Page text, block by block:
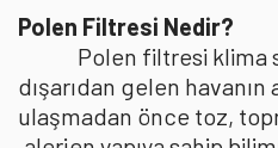
Polen Filtresi Nedir?
Polen filtresi klima
dışarıdan gelen havanın
ulaşmadan önce toz,